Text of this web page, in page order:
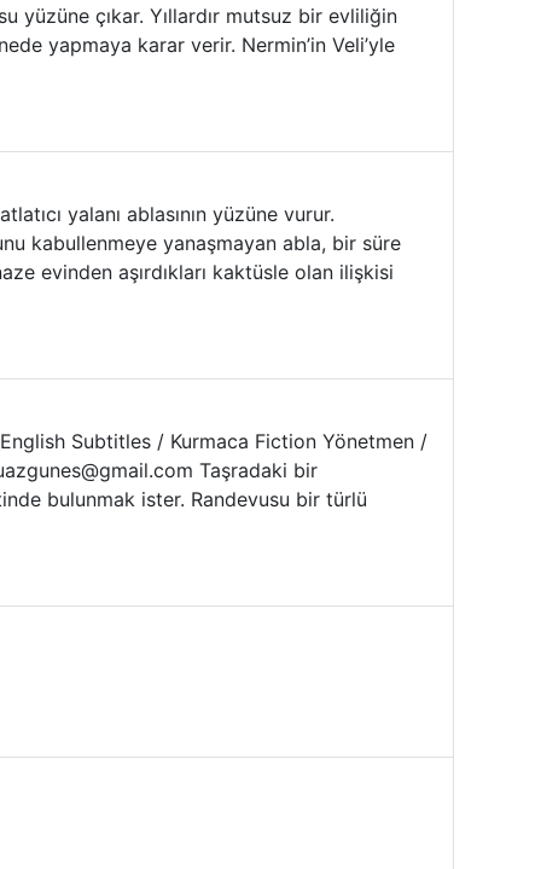
yüzüne çıkar. Yıllardır mutsuz bir evliliğin
yapmaya karar verir. Nermin’in Veli’yle
yalanı ablasının yüzüne vurur.
kabullenmeye yanaşmayan abla, bir süre
evinden aşırdıkları kaktüsle olan ilişkisi
Subtitles / Kurmaca Fiction Yönetmen /
Taşradaki bir
bulunmak ister. Randevusu bir türlü